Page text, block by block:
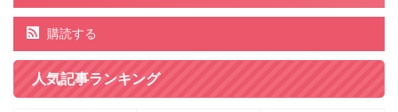
購読する
人気記事ランキング